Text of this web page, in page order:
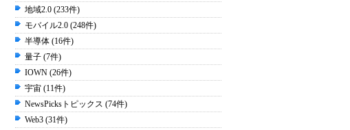
地域2.0 (233件)
モバイル2.0 (248件)
半導体 (16件)
量子 (7件)
IOWN (26件)
宇宙 (11件)
NewsPicksトピックス (74件)
Web3 (31件)